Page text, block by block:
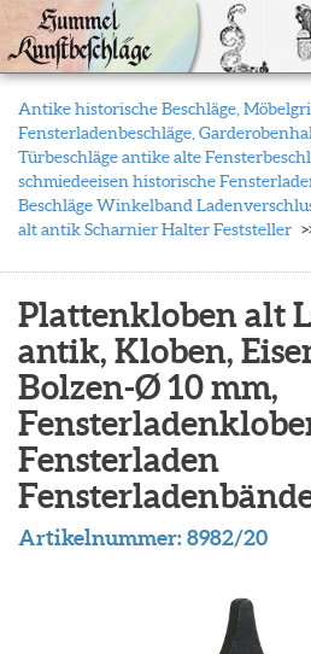
Antike historische Beschläge,
Fensterladenbeschläge,
Türbeschläge antike alte
schmiedeeisen historische
Beschläge Winkelband
alt antik Scharnier Halter Feststeller
Plattenkloben alt
antik, Kloben,
Bolzen-Ø 10 mm,
Fensterladen
Artikelnummer:8982/20